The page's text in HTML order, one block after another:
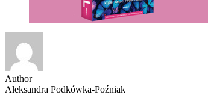
Author
Aleksandra Podkówka-Poźniak